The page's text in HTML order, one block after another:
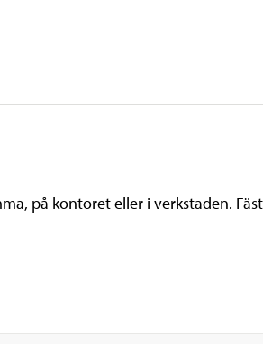
på kontoret eller i verkstaden.